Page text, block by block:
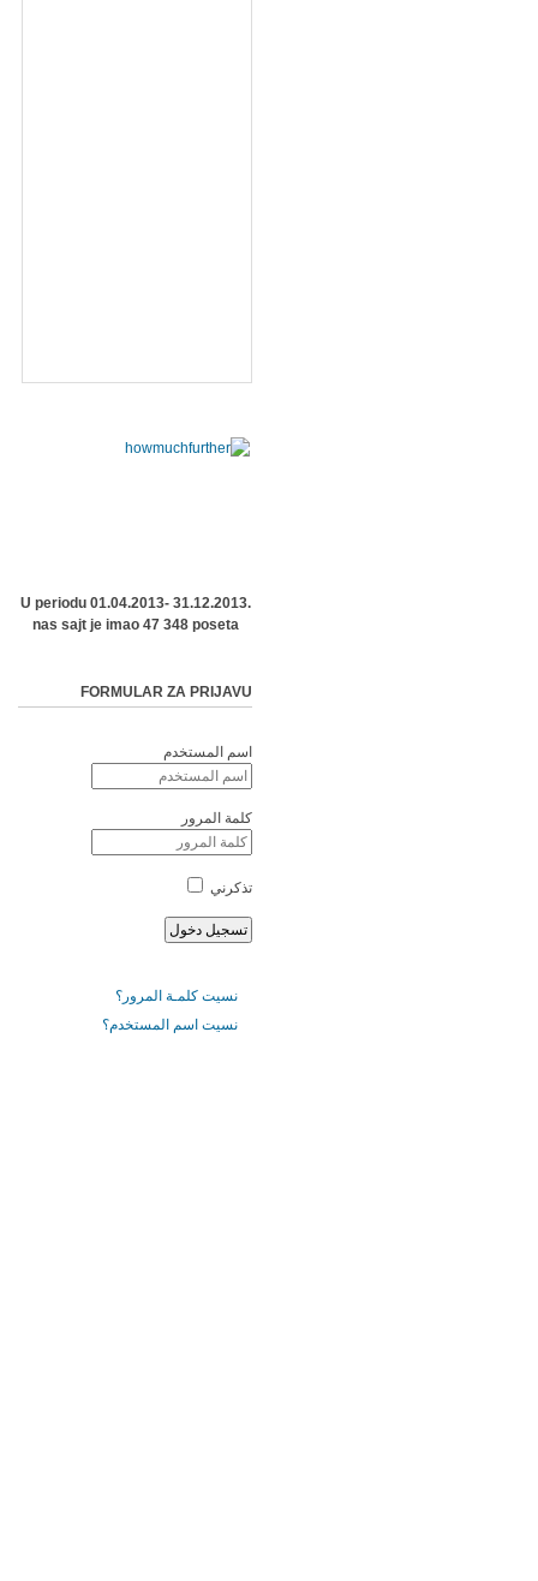
U periodu 01.04.2013- 31.12.2013.
nas sajt je imao 47 348 poseta
FORMULAR ZA PRIJAVU
اسم المستخدم
كلمة المرور
تذكرني
نسيت كلمـة المرور؟
نسيت اسم المستخدم؟